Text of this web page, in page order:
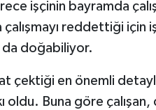
işçinin bayramda
reddettiği için
da doğabiliyor.
çektiği en önemli
oldu. Buna göre çalışan,